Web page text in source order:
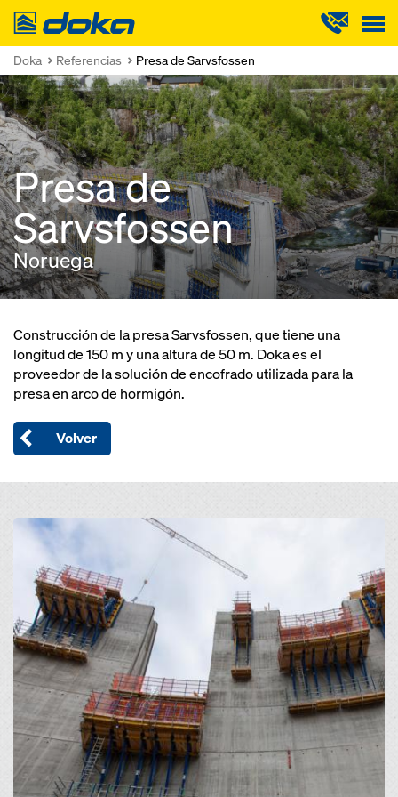
Doka
Doka Referencias Presa de Sarvsfossen
Presa de
Sarvsfossen
Noruega
Construcción de la presa Sarvsfossen, que tiene una
longitud de 150 m y una altura de 50 m. Doka es el
proveedor de la solución de encofrado utilizada para la
presa en arco de hormigón.
Volver
Open